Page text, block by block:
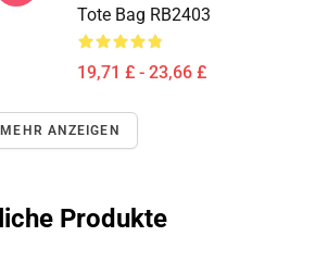
Tote Bag RB2403
19,71 £ - 23,66 £
MEHR ANZEIGEN
Produkte